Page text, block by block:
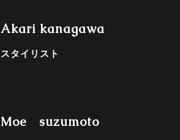
Akari kanagawa
スタイリスト
Moe suzumoto